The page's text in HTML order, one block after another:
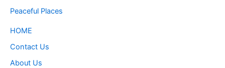
Peaceful Places
HOME
Contact Us
About Us